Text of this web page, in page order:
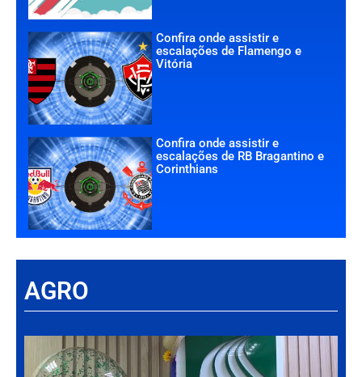
Confira onde assistir e
escalações de Flamengo e
Vitória
Confira onde assistir e
escalações de RB Bragantino e
Corinthians
AGRO